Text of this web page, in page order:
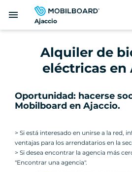
Ajaccio
menu
Alquiler de
eléctricas en
Oportunidad: hacerse
Mobilboard en Ajaccio.
> Si está interesado en unirse a la red,
ventajas para los arrendatarios en la
> Si desea encontrar la agencia más
"Encontrar una agencia".